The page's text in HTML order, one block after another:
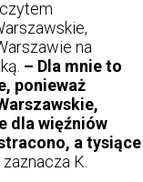
na
– Dla mnie to
ponieważ
dla więźniów
a tysiące
zaznacza K.